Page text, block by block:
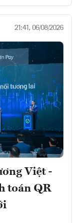
21:41, 06/08/2026
Việt -
toán QR